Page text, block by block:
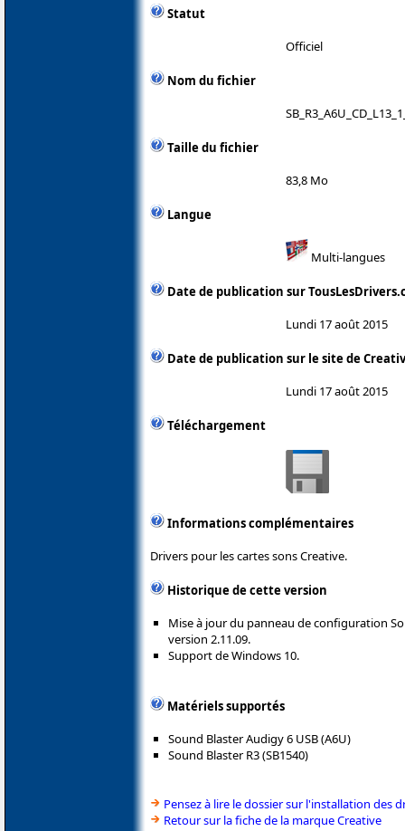
Statut
Officiel
Nom du fichier
Taille du fichier
83,8 Mo
Langue
Multi-langues
Date de publication sur
Lundi 17 août 2015
Date de publication sur le site de
Lundi 17 août 2015
Téléchargement
Informations complémentaires
Drivers pour les cartes sons Creative.
Historique de cette version
Mise à jour du panneau de configuration
version 2.11.09.
Support de Windows 10.
Matériels supportés
Sound Blaster Audigy 6 USB (A6U)
Sound Blaster R3 (SB1540)
Pensez à lire le dossier sur l'installation des
Retour sur la fiche de la marque Creative